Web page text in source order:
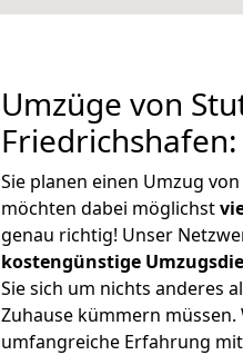
Umzüge von
Sie planen einen Umzug
möchten dabei möglichst
genau richtig! Unser
kostengünstige
Sie sich um nichts anderes
Zuhause kümmern
umfangreiche Erfahrung